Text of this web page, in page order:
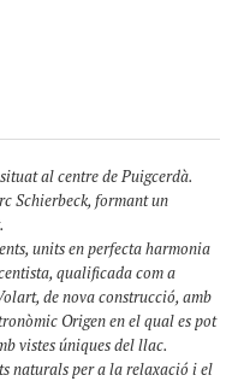
al centre de Puigcerdà.
Schierbeck, formant un
units en perfecta harmonia
qualificada com a
de nova construcció, amb
Origen en el qual es pot
vistes úniques del llac.
naturals per a la relaxació i el